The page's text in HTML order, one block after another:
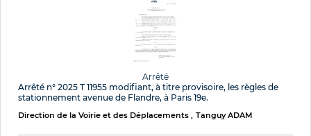
Arrêté
Arrêté n° 2025 T 11955 modifiant, à titre provisoire, les règles de
stationnement avenue de Flandre, à Paris 19e.
Direction de la Voirie et des Déplacements Tanguy ADAM